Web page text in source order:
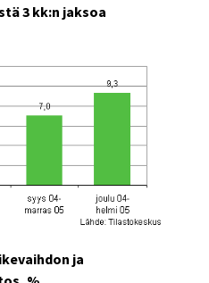
3 kk:n jaksoa
ja